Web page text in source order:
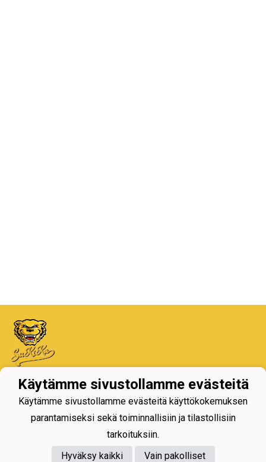
Tietosuojaseloste
Iiro Areena - Koulukatu,
77600 Suonenjoki
Käytämme sivustollamme evästeitä
Käytämme sivustollamme evästeitä käyttökokemuksen
parantamiseksi sekä toiminnallisiin ja tilastollisiin
tarkoituksiin.
Hyväksy kaikki
Vain pakolliset